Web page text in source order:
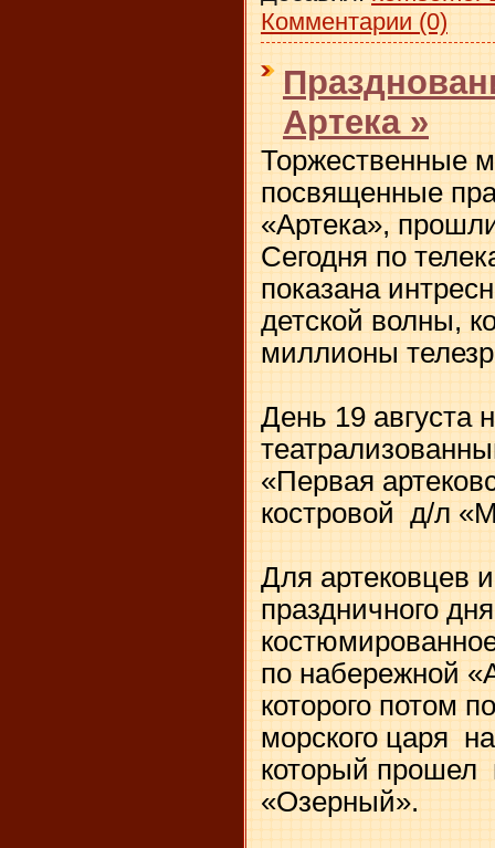
Комментарии (0)
Артека »
Торжественные
посвященные
«Артека»,
Сегодня по
показана
детской волны,
миллионы
День 19 августа
«Первая
костровой д/л
Для артековцев
праздничного
по набережной
которого потом
морского царя
который прошел
«Озерный».